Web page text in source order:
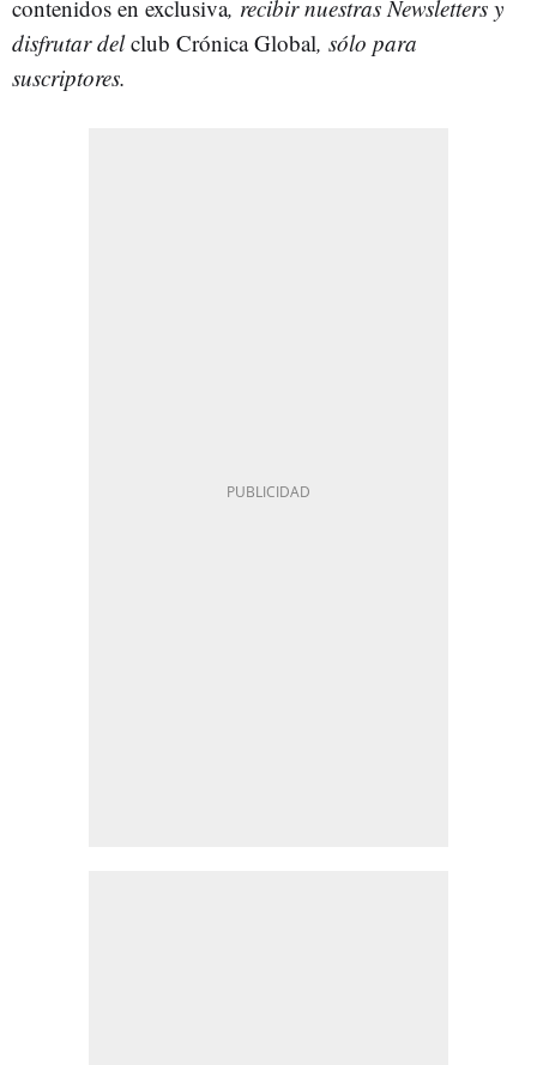
contenidos en exclusiva, recibir nuestras Newsletters y
disfrutar delclub Crónica Global, sólo para
suscriptores.